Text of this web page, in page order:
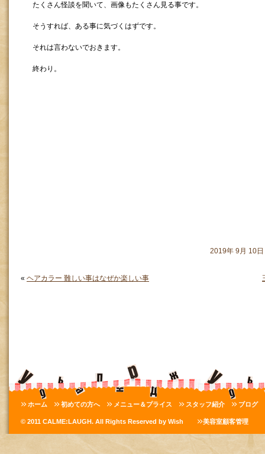
たくさん怪談を聞いて、画像もたくさん見る事です。
そうすれば、ある事に気づくはずです。
それは言わないでおきます。
終わり。
2019年 9月 10
« ヘアカラー 難しい事はなぜか楽しい事
ホーム 初めての方へ メニュー＆プライス スタッフ紹介 ブログ
© 2011 CALME:LAUGH. All Rights Reserved by Wish 美容室顧客管理